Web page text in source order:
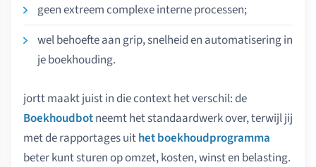
geen extreem complexe interne processen;
wel behoefte aan grip, snelheid en automatisering in
je boekhouding.
jortt maakt juist in die context het verschil: de
Boekhoudbotneemt het standaardwerk over, terwijl jij
met de rapportages uithet boekhoudprogramma
beter kunt sturen op omzet, kosten, winst en belasting.